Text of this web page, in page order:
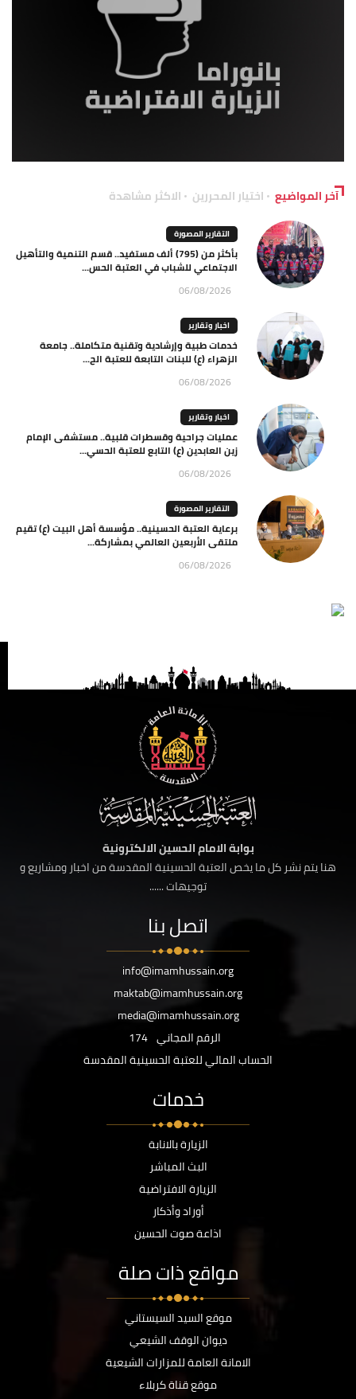
آخر المواضيع اختيار المحررين الاكثر مشاهدة
التقارير المصورة
بأكثر من (795) ألف مستفيد.. قسم التنمية والتأهيل
الاجتماعي للشباب في العتبة الحس...
06/08/2026
اخبار وتقارير
خدمات طبية وإرشادية وتقنية متكاملة.. جامعة
الزهراء (ع) للبنات التابعة للعتبة الح...
06/08/2026
اخبار وتقارير
عمليات جراحية وقسطرات قلبية.. مستشفى الإمام
زين العابدين (ع) التابع للعتبة الحسي...
06/08/2026
التقارير المصورة
برعاية العتبة الحسينية.. مؤسسة أهل البيت (ع) تقيم
ملتقى الأربعين العالمي بمشاركة...
06/08/2026
بوابة الامام الحسين الالكترونية
هنا يتم نشر كل ما يخص العتبة الحسينية المقدسة من اخبار ومشاريع و
توجيهات ......
اتصل بنا
info@imamhussain.org
maktab@imamhussain.org
media@imamhussain.org
الرقم المجاني 174
الحساب المالي للعتبة الحسينية المقدسة
خدمات
الزيارة بالانابة
البث المباشر
الزيارة الافتراضية
أوراد وأذكار
اذاعة صوت الحسين
مواقع ذات صلة
موقع السيد السيستاني
ديوان الوقف الشيعي
الامانة العامة للمزارات الشيعية
موقع قناة كربلاء